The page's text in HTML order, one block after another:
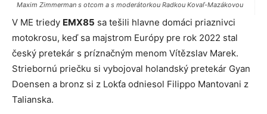
Maxim Zimmerman s otcom a s moderátorkou Radkou Kovaľ-Mazákovou
V ME triedy EMX85 sa tešili hlavne domáci priaznivci
motokrosu, keď sa majstrom Európy pre rok 2022 stal
český pretekár s príznačným menom Vítězslav Marek.
Striebornú priečku si vybojoval holandský pretekár Gyan
Doensen a bronz si z Lokťa odniesol Filippo Mantovani z
Talianska.